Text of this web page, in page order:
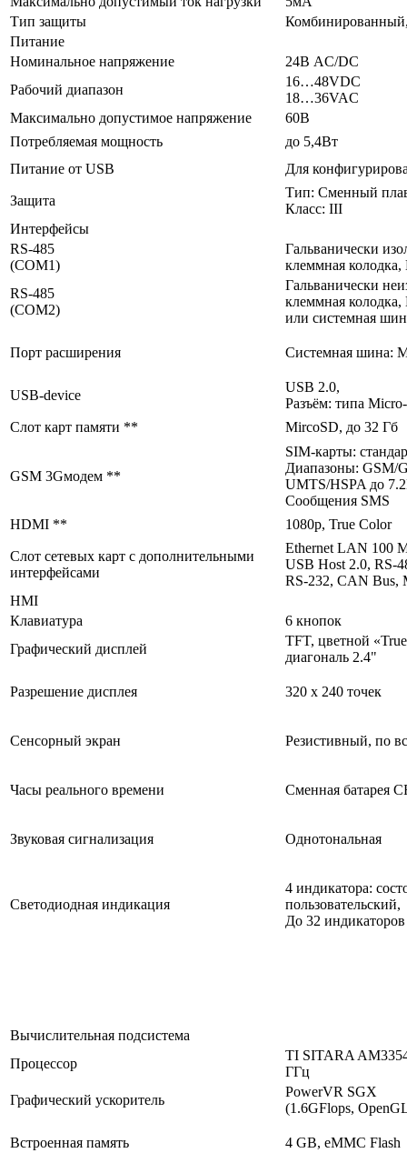
Тип защиты
Питание
Номинальное напряжение
24В AC/DC
Рабочий диапазон
16…48VDC
18…36VAC
Максимально допустимое напряжение
60В
Потребляемая мощность
до 5,4Вт
Питание от USB
Для
Защита
Тип: Сменный
Класс: III
Интерфейсы
RS-485
(COM1)
Гальванически
клеммная
RS-485
(COM2)
Гальванически
клеммная
или системная
Порт расширения Системная шина:
USB-device
USB 2.0,
Разъём: типа
Слот карт памяти **
MircoSD, до 32 Гб
GSM 3Gмодем **
SIM-карты:
Диапазоны: GSM/
UMTS/HSPA до
Сообщения SMS
HDMI **
1080p, True Color
Слот сетевых карт с дополнительными
интерфейсами
Ethernet LAN 100
USB Host 2.0, RS-
RS-232, CAN Bus,
HMI
Клавиатура
6 кнопок
Графический дисплей
TFT, цветной
диагональ 2.4"
Разрешение дисплея 320 х 240 точек
Сенсорный экран Резистивный, по
Часы реального времени Сменная батарея
Звуковая сигнализация Однотональная
Светодиодная индикация
4 индикатора:
пользовательский,
До 32
Вычислительная подсистема
Процессор
TI SITARA
ГГц
Графический ускоритель
PowerVR SGX
(1.6GFlops,
Встроенная память 4 GB, eMMC Flash